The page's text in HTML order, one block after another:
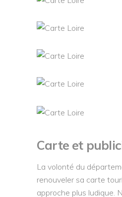
Carte et
La volonté du
renouveler sa carte
approche plus ludique.